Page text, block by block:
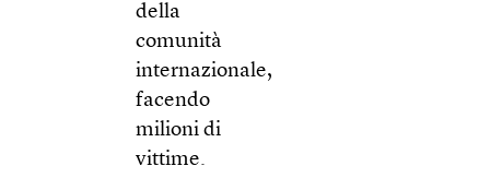
della
comunità
internazionale,
facendo
milioni di
vittime.